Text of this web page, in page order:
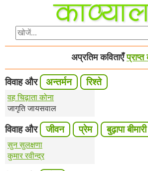
अप्रतिम कविताएँ
विवाह और अन्तर्मन रिश्ते
वह चिढ़ाता कोना
जागृति जायसवाल
विवाह और जीवन प्रेम बुढ़ापा बीमारी
सुन सुलक्षणा
कुमार रवीन्द्र